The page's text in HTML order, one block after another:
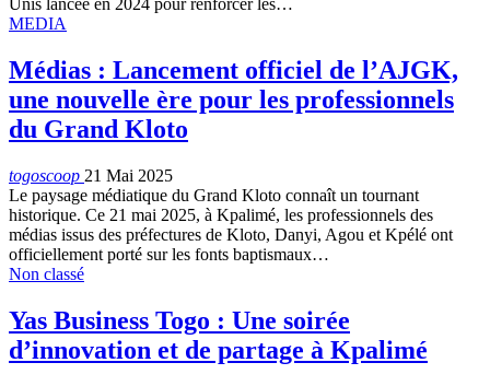
Unis lancée en 2024 pour renforcer les…
MEDIA
Médias : Lancement officiel de l’AJGK,
une nouvelle ère pour les professionnels
du Grand Kloto
togoscoop 21 Mai 2025
Le paysage médiatique du Grand Kloto connaît un tournant
historique. Ce 21 mai 2025, à Kpalimé, les professionnels des
médias issus des préfectures de Kloto, Danyi, Agou et Kpélé ont
officiellement porté sur les fonts baptismaux…
Non classé
Yas Business Togo : Une soirée
d’innovation et de partage à Kpalimé